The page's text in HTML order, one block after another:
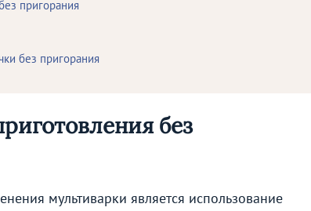
пригорания
без пригорания
без
мультиварки является использование